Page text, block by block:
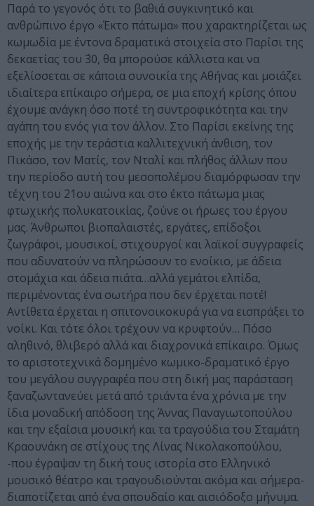
Παρά το γεγονός ότι το βαθιά συγκινητικό και
ανθρώπινο έργο «Έκτο πάτωμα» που χαρακτηρίζεται ως
κωμωδία με έντονα δραματικά στοιχεία στο Παρίσι της
δεκαετίας του ΄30, θα μπορούσε κάλλιστα και να
εξελίσσεται σε κάποια συνοικία της Αθήνας και μοιάζει
ιδιαίτερα επίκαιρο σήμερα, σε μια εποχή κρίσης όπου
έχουμε ανάγκη όσο ποτέ τη συντροφικότητα και την
αγάπη του ενός για τον άλλον. Στο Παρίσι εκείνης της
εποχής με την τεράστια καλλιτεχνική άνθιση, τον
Πικάσο, τον Ματίς, τον Νταλί και πλήθος άλλων που
την περίοδο αυτή του μεσοπολέμου διαμόρφωσαν την
τέχνη του 21ου αιώνα και στο έκτο πάτωμα μιας
φτωχικής πολυκατοικίας, ζούνε οι ήρωες του έργου
μας. Άνθρωποι βιοπαλαιστές, εργάτες, επίδοξοι
ζωγράφοι, μουσικοί, στιχουργοί και λαϊκοί συγγραφείς
που αδυνατούν να πληρώσουν το ενοίκιο, με άδεια
στομάχια και άδεια πιάτα…αλλά γεμάτοι ελπίδα,
περιμένοντας ένα σωτήρα που δεν έρχεται ποτέ!
Αντίθετα έρχεται η σπιτονοικοκυρά για να εισπράξει το
νοίκι. Και τότε όλοι τρέχουν να κρυφτούν… Πόσο
αληθινό, θλιβερό αλλά και διαχρονικά επίκαιρο. Όμως
το αριστοτεχνικά δομημένο κωμικο-δραματικό έργο
του μεγάλου συγγραφέα που στη δική μας παράσταση
ξαναζωντανεύει μετά από τριάντα ένα χρόνια με την
ίδια μοναδική απόδοση της Άννας Παναγιωτοπούλου
και την εξαίσια μουσική και τα τραγούδια του Σταμάτη
Κραουνάκη σε στίχους της Λίνας Νικολακοπούλου,
-που έγραψαν τη δική τους ιστορία στο Ελληνικό
μουσικό θέατρο και τραγουδιούνται ακόμα και σήμερα-
διαποτίζεται από ένα σπουδαίο και αισιόδοξο μήνυμα.